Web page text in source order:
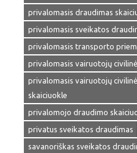
privalomasis draudimas
privalomasis sveikatos
privalomasis transporto
privalomasis vairuotojų
privalomasis vairuotojų
skaiciuokle
privalomojo draudimo
privatus sveikatos draudimas
savanoriškas sveikatos